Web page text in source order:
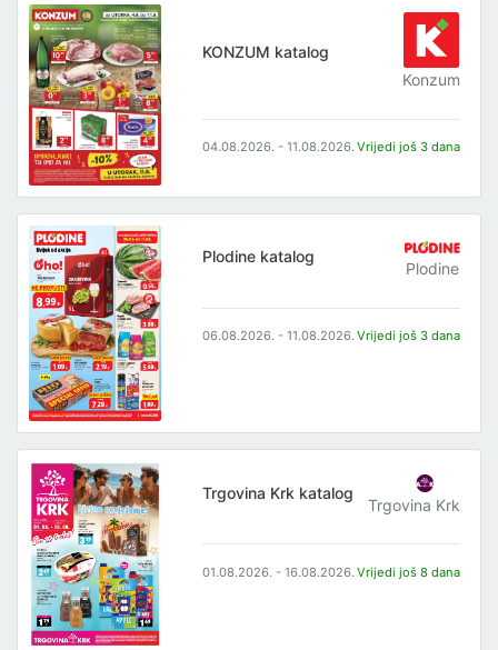
KONZUM katalog
Konzum
04.08.2026. - 11.08.2026. Vrijedi još 3 dana
Plodine katalog
Plodine
06.08.2026. - 11.08.2026. Vrijedi još 3 dana
Trgovina Krk katalog
Trgovina Krk
01.08.2026. - 16.08.2026. Vrijedi još 8 dana